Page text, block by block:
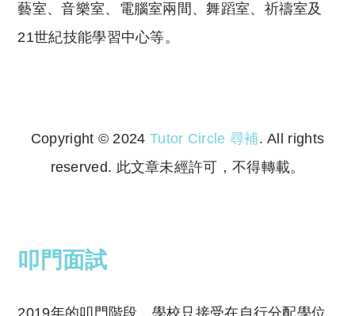
藝室、音樂室、電腦室兩間、舞蹈室、祈禱室及
21世紀技能學習中心等。
Copyright © 2024 Tutor Circle 尋補. All rights
reserved. 此文章未經許可，不得轉載。
叩門面試